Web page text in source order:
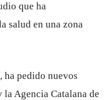
que ha
salud en una zona
ha pedido nuevos
Agencia Catalana de